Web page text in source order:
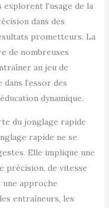
l’usage de la
dans des
prometteurs. La
de nombreuses
au jeu de
l’essor des
dynamique.
du jonglage rapide
rapide ne se
Elle implique une
précision, de vitesse
approche
entraîneurs, les